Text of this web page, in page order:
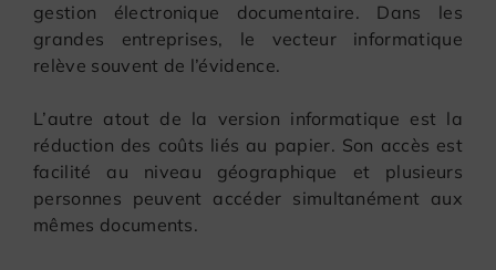
gestion électronique documentaire. Dans les
grandes entreprises, le vecteur informatique
relève souvent de l’évidence.
L’autre atout de la version informatique est la
réduction des coûts liés au papier. Son accès est
facilité au niveau géographique et plusieurs
personnes peuvent accéder simultanément aux
mêmes documents.